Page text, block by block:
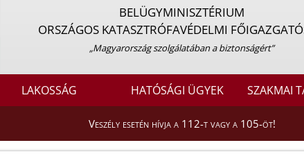
BELÜGYMINISZTÉRIUM
ORSZÁGOS KATASZTRÓFAVÉDELMI
„Magyarország szolgálatában a biztonságért”
LAKOSSÁG HATÓSÁGI ÜGYEK SZAKMAI
Veszély esetén hívja a 112-t vagy a 105-öt!